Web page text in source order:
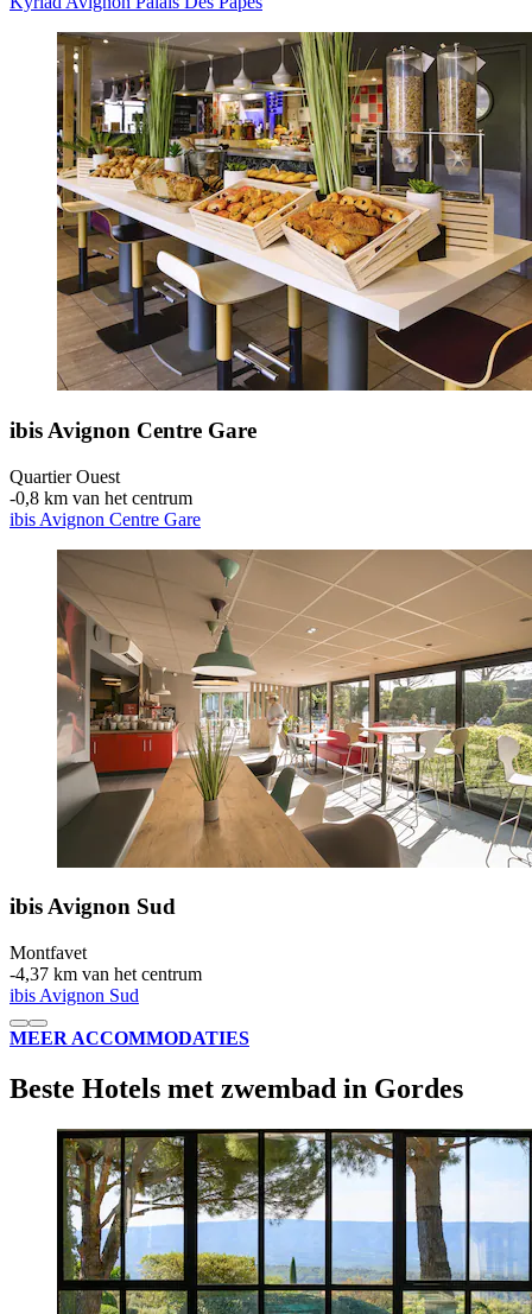
ibis Avignon Centre Gare
Quartier Ouest
‐0,8 km van het centrum
ibis Avignon Centre Gare
ibis Avignon Sud
Montfavet
‐4,37 km van het centrum
ibis Avignon Sud
MEER ACCOMMODATIES
Beste Hotels met zwembad in Gordes